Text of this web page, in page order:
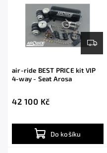
air-ride BEST PRICE kit VIP
4-way - Seat Arosa
42 100 Kč
Do košíku